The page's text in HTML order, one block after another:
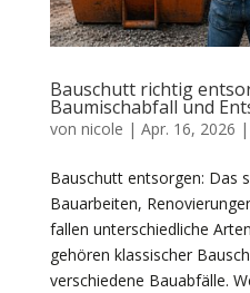
Bauschutt richtig
Baumischabfall und
von nicole | Apr. 16, 2026 |
Bauschutt entsorgen: Das
Bauarbeiten,
fallen unterschiedliche
gehören klassischer
verschiedene Bauabfälle.